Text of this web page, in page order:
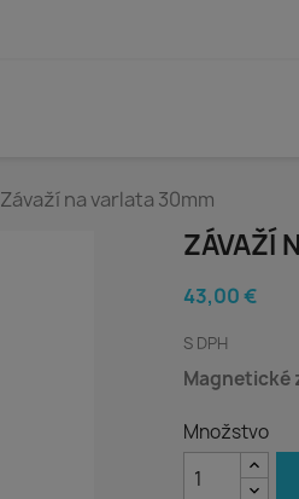
Závaží na varlata 30mm
ZÁVAŽÍ
43,00 €
S DPH
Magnetické
Množstvo